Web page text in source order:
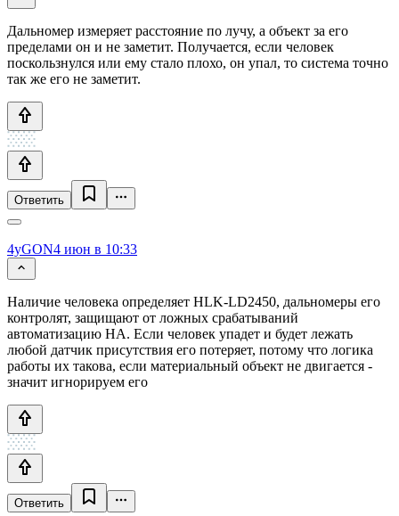
Дальномер измеряет расстояние по лучу, а объект за его
пределами он и не заметит. Получается, если человек
поскользнулся или ему стало плохо, он упал, то система точно
так же его не заметит.
Ответить
4yGON4 июн в 10:33
Наличие человека определяет HLK-LD2450, дальномеры его
контролят, защищают от ложных срабатываний
автоматизацию HA. Если человек упадет и будет лежать
любой датчик присутствия его потеряет, потому что логика
работы их такова, если материальный объект не двигается -
значит игнорируем его
Ответить